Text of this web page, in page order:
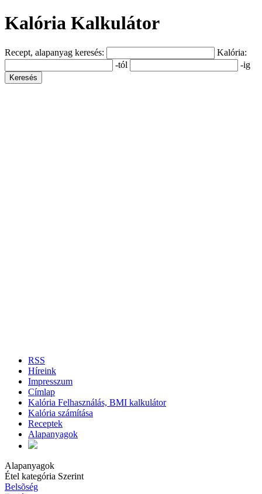
Kalória Kalkulátor
Recept, alapanyag keresés:
Kalória:
-tól
-ig
RSS
Híreink
Impresszum
Címlap
Kalória Felhasználás, BMI kalkulátor
Kalória számítása
Receptek
Alapanyagok
Alapanyagok
Étel kategória Szerint
Belsõség